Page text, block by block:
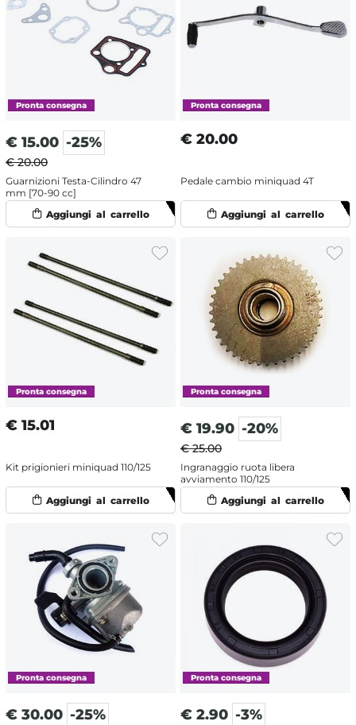
€ 15.00 -25%
€ 20.00
Guarnizioni Testa-Cilindro 47
mm [70-90 cc]
€ 20.00
Pedale cambio miniquad 4T
€ 15.01
Kit prigionieri miniquad 110/125
€ 19.90 -20%
€ 25.00
Ingranaggio ruota libera
avviamento 110/125
€ 30.00 -25% € 2.90 -3%